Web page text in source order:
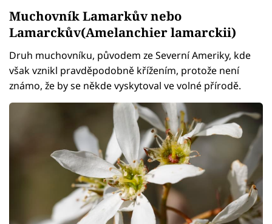
Muchovník Lamarkův nebo
Lamarckův(Amelanchier lamarckii)
Druh muchovníku, původem ze Severní Ameriky, kde
však vznikl pravděpodobně křížením, protože není
známo, že by se někde vyskytoval ve volné přírodě.